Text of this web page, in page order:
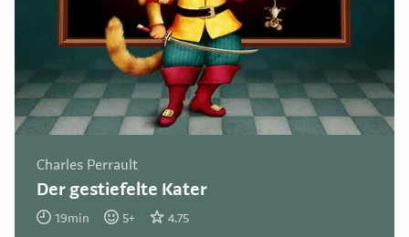
Charles Perrault
Der gestiefelte Kater
19min 5+ 4.75